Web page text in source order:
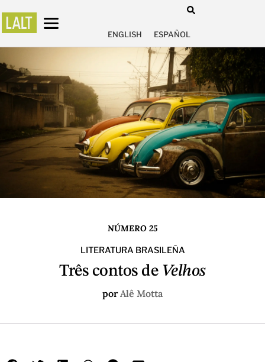
ENGLISH ESPAÑOL
NÚMERO 25
LITERATURA BRASILEÑA
Três contos de Velhos
por Alê Motta